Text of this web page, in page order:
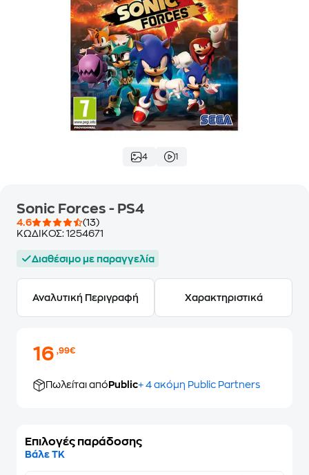
4 1
Sonic Forces - PS4
4.6
(13)
ΚΩΔΙΚΟΣ: 1254671
Διαθέσιμο με παραγγελία
Αναλυτική Περιγραφή Χαρακτηριστικά
16,99€
Πωλείται από Public+ 4 ακόμη Public Partners
Επιλογές παράδοσης
Βάλε ΤΚ